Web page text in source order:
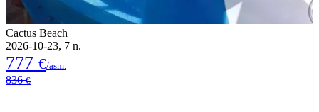
Cactus Beach
2026-10-23, 7 n.
777 €/asm.
836€